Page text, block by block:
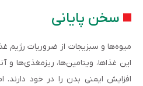
سخن پایانی
میوه‌ها و سبزیجات از ضروریات رژیم
این غذاها، ویتامین‌ها، ریزمغذی‌ها و
افزایش ایمنی بدن را در خود